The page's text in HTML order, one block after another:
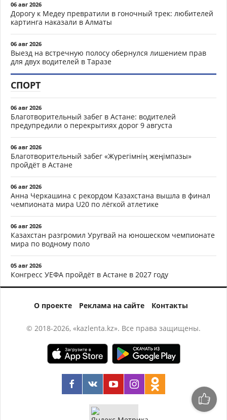
06 авг 2026
Дорогу к Медеу превратили в гоночный трек: любителей
картинга наказали в Алматы
06 авг 2026
Выезд на встречную полосу обернулся лишением прав
для двух водителей в Таразе
СПОРТ
06 авг 2026
Благотворительный забег в Астане: водителей
предупредили о перекрытиях дорог 9 августа
06 авг 2026
Благотворительный забег «Жүрегімнің жеңімпазы»
пройдёт в Астане
06 авг 2026
Анна Черкашина с рекордом Казахстана вышла в финал
чемпионата мира U20 по лёгкой атлетике
06 авг 2026
Казахстан разгромил Уругвай на юношеском чемпионате
мира по водному поло
05 авг 2026
Конгресс УЕФА пройдёт в Астане в 2027 году
О проекте Реклама на сайте Контакты
© 2018-2026, «kazlenta.kz». Все права защищены.